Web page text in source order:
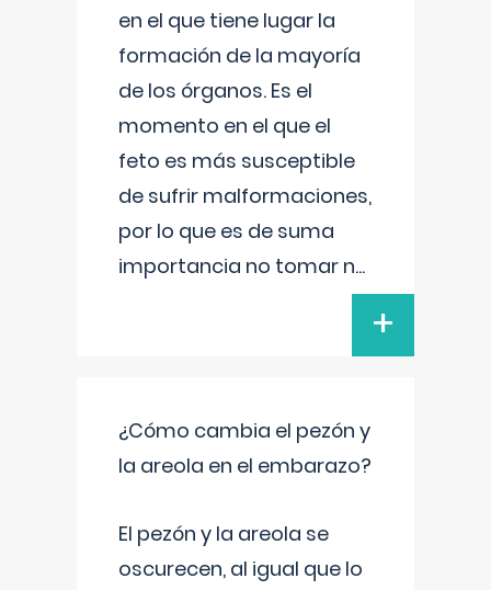
en el que tiene lugar la
formación de la mayoría
de los órganos. Es el
momento en el que el
feto es más susceptible
de sufrir malformaciones,
por lo que es de suma
importancia no tomar n...
+
¿Cómo cambia el pezón y
la areola en el embarazo?
El pezón y la areola se
oscurecen, al igual que lo